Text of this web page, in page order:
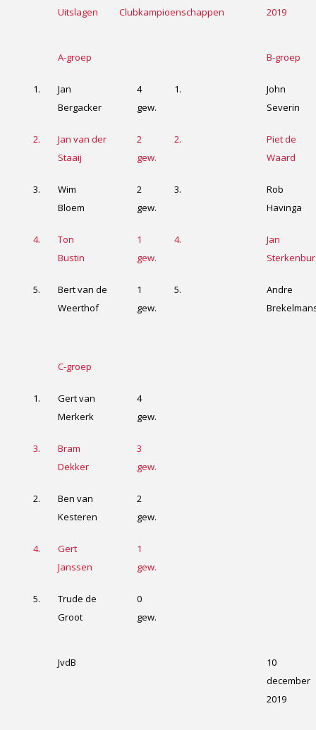
Uitslagen Clubkampioenschappen 2019
A-groep B-groep
1.
Jan
Bergacker
4
gew.
1.
John
Severin
2.
Jan van der
Staaij
2
gew.
2.
Piet de
Waard
3.
Wim
Bloem
2
gew.
3.
Rob
Havinga
4.
Ton
Bustin
1
gew.
4.
Jan
5.
Bert van de
Weerthof
1
gew.
5.
Andre
C-groep
1.
Gert van
Merkerk
4
gew.
3.
Bram
Dekker
3
gew.
2.
Ben van
Kesteren
2
gew.
4.
Gert
Janssen
1
gew.
5.
Trude de
Groot
0
gew.
JvdB
10
december
2019